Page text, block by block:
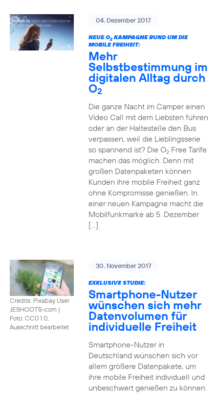
04. Dezember 2017
NEUE O2KAMPAGNE RUND UM DIE
MOBILE FREIHEIT:
Mehr
Selbstbestimmung im
digitalen Alltag durch
O2
Die ganze Nacht im Camper einen
Video Call mit dem Liebsten führen
oder an der Haltestelle den Bus
verpassen, weil die Lieblingsserie
so spannend ist? Die O2Free Tarife
machen das möglich. Denn mit
großen Datenpaketen können
Kunden ihre mobile Freiheit ganz
ohne Kompromisse genießen. In
einer neuen Kampagne macht die
Mobilfunkmarke ab 5. Dezember
[…]
Credits: Pixabay User
JESHOOTS-com |
Foto: CC0 1.0,
Ausschnitt bearbeitet
30. November 2017
EXKLUSIVE STUDIE:
Smartphone-Nutzer
wünschen sich mehr
Datenvolumen für
individuelle Freiheit
Smartphone-Nutzer in
Deutschland wünschen sich vor
allem größere Datenpakete, um
ihre mobile Freiheit individuell und
unbeschwert genießen zu können.